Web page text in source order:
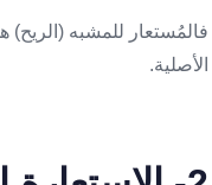
فالمُستعار للمشبه
الأصلية.